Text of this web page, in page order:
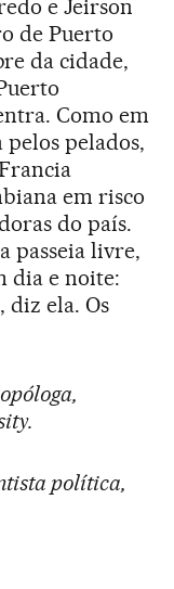
e Jeirson
de Puerto
da cidade,
Como em
pelados,
em risco
do país.
passeia livre,
dia e noite:
diz ela. Os
política,